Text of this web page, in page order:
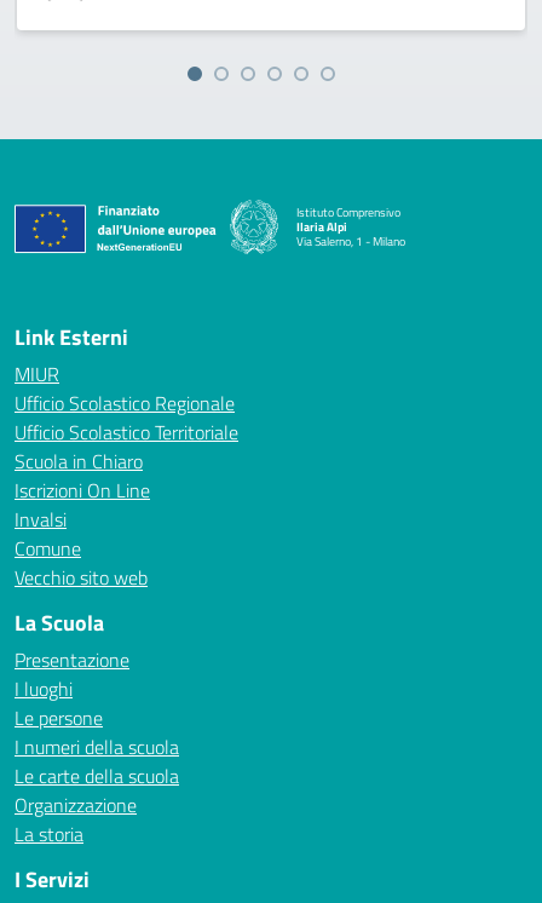
Istituto Comprensivo
Ilaria Alpi
Via Salerno, 1 - Milano
— Visita la pagina iniziale della scuola
Link Esterni
MIUR
Ufficio Scolastico Regionale
Ufficio Scolastico Territoriale
Scuola in Chiaro
Iscrizioni On Line
Invalsi
Comune
Vecchio sito web
La Scuola
Presentazione
I luoghi
Le persone
I numeri della scuola
Le carte della scuola
Organizzazione
La storia
I Servizi